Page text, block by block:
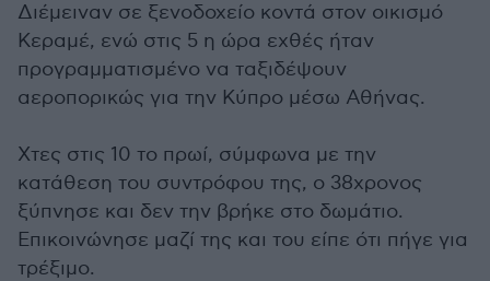
Διέμειναν σε ξενοδοχείο κοντά στον οικισμό
Κεραμέ, ενώ στις 5 η ώρα εχθές ήταν
προγραμματισμένο να ταξιδέψουν
αεροπορικώς για την Κύπρο μέσω Αθήνας.
Χτες στις 10 το πρωί, σύμφωνα με την
κατάθεση του συντρόφου της, ο 38χρονος
ξύπνησε και δεν την βρήκε στο δωμάτιο.
Επικοινώνησε μαζί της και του είπε ότι πήγε για
τρέξιμο.